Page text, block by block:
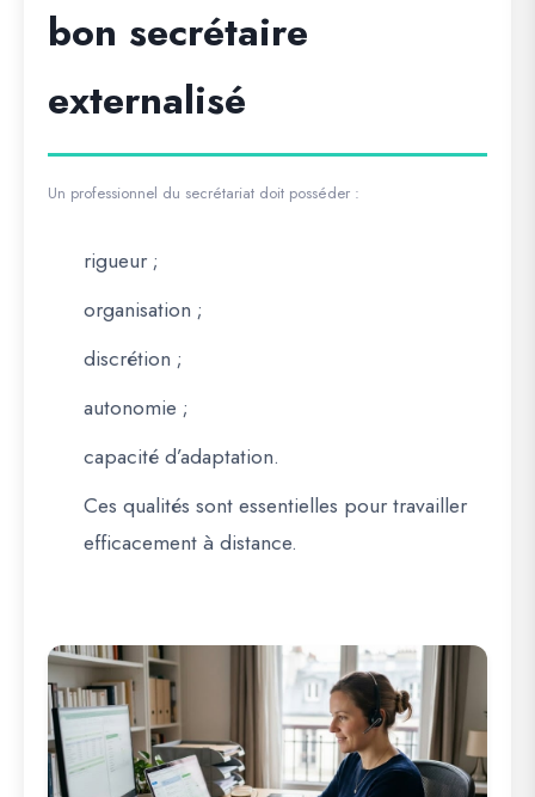
bon secrétaire
externalisé
Un professionnel du secrétariat doit posséder :
rigueur ;
organisation ;
discrétion ;
autonomie ;
capacité d’adaptation.
Ces qualités sont essentielles pour travailler
efficacement à distance.